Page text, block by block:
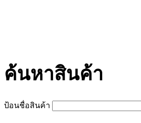
ค้นหาสินค้า
ป้อนชื่อสินค้า